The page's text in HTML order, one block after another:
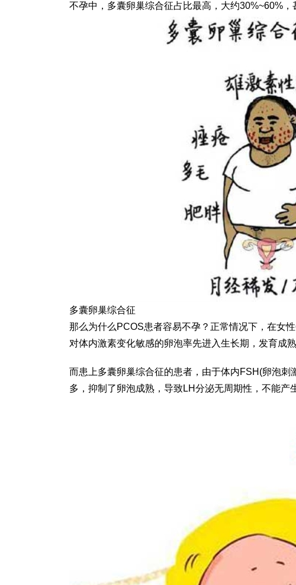
不孕中，多囊卵巢综合征占比最高，大约30%~60%，
多囊卵巢综合征
那么为什么PCOS患者容易不孕？正常情况下，在女
对体内激素变化敏感的卵泡率先进入生长期，发育成
而患上多囊卵巢综合征的患者，由于体内FSH(卵泡
多，抑制了卵泡成熟，导致LH分泌无周期性，不能产